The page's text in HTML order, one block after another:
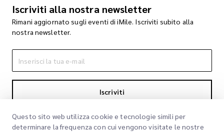
Iscriviti alla nostra newsletter
Rimani aggiornato sugli eventi di iMile. Iscriviti subito alla
nostra newsletter.
Iscriviti
Iscrivendoti accetti la nostra Informativa sulla privacy Informativa sulla
privacy
Questo sito web utilizza cookie e tecnologie simili per
determinare la frequenza con cui vengono visitate le nostre